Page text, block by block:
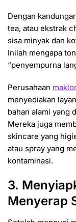
Dengan
tea, atau ekstrak
sisa minyak dan
Inilah mengapa
“penyempurna
Perusahaan
menyediakan
bahan alami yang
Mereka juga
skincare yang
atau spray yang
kontaminasi.
3.
Menyerap